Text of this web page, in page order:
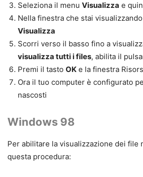
Seleziona il menu Visualizza e
Nella finestra che stai
Visualizza
Scorri verso il basso fino a
visualizza tutti i files, abilita il
Premi il tasto OK e la finestra
Ora il tuo computer è configurato
nascosti
Windows 98
Per abilitare la visualizzazione dei file
questa procedura: